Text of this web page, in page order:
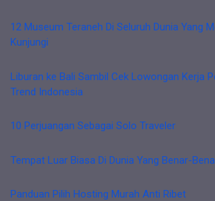
12 Museum Teraneh Di Seluruh Dunia Yang
Kunjungi
Liburan ke Bali Sambil Cek Lowongan Kerja
Trend Indonesia
10 Perjuangan Sebagai Solo Traveler
Tempat Luar Biasa Di Dunia Yang Benar-
Panduan Pilih Hosting Murah Anti Ribet